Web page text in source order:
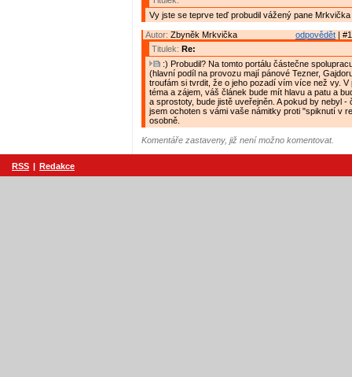
Vy jste se teprve teď probudil vážený pane Mrkvička
odpovědět |
Autor: Zbyněk Mrkvička
Titulek: Re:
:) Probudil? Na tomto portálu částečne
(hlavní podíl na provozu mají pánové Tezner,
troufám si tvrdit, že o jeho pozadí vím více než vy. V
téma a zájem, váš článek bude mít hlavu a patu a
a sprostoty, bude jistě uveřejněn. A pokud by nebyl -
jsem ochoten s vámi vaše námitky proti "spiknutí v
osobně.
Komentáře zastaveny, již není možno komentovat.
RSS | Redakce